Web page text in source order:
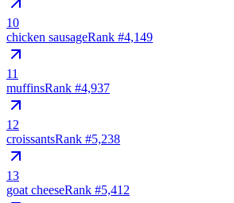
10
chicken sausageRank #4,149
11
muffinsRank #4,937
12
croissantsRank #5,238
13
goat cheeseRank #5,412